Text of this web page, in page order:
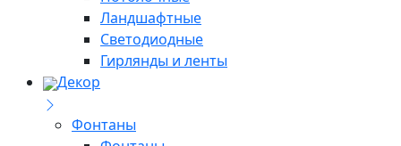
Ландшафтные
Светодиодные
Гирлянды и ленты
Декор
Фонтаны